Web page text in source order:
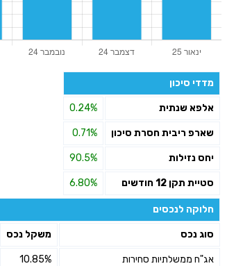
מדדי סיכון
אלפא שנתית 0.24%
שארפ ריבית חסרת סיכון 0.71%
יחס נזילות 90.5%
סטיית תקן 12 חודשים 6.80%
חלוקה לנכסים
סוג נכס משקל נכס
אג"ח ממשלתיות סחירות 10.85%